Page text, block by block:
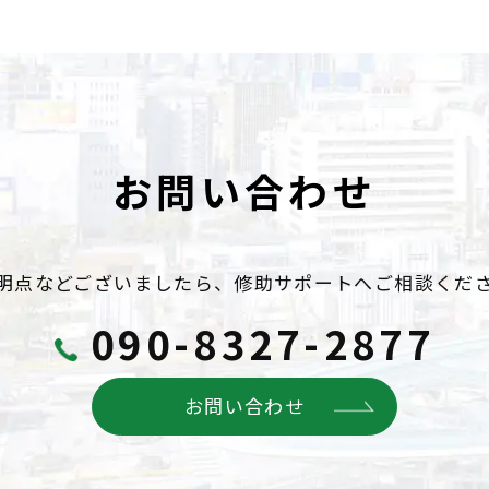
お問い合わせ
点などございましたら、修助サポートへご相談くだ
090-8327-2877
お問い合わせ